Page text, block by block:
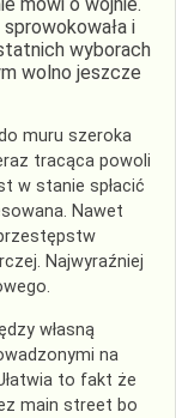
i
wyborach
wolno jeszcze
muru szeroka
tracąca powoli
w stanie spłacić
Nawet
Najwyraźniej
własną
na
to fakt że
main street bo